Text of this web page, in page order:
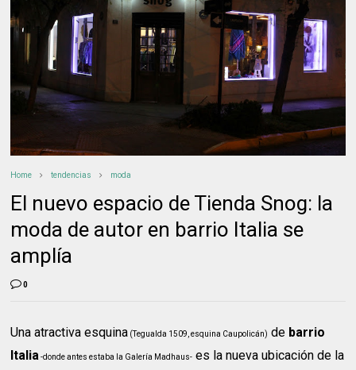
Home tendencias moda
El nuevo espacio de Tienda Snog: la
moda de autor en barrio Italia se
amplía
0
Una atractiva esquina (Tegualda 1509, esquina Caupolicán) de barrio
Italia-donde antes estaba la Galería Madhaus- es la nueva ubicación de la